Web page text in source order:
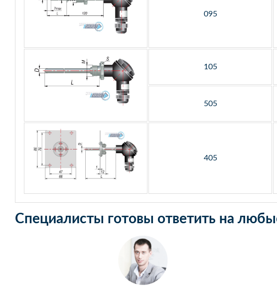
095
105
505
405
Специалисты готовы ответить на